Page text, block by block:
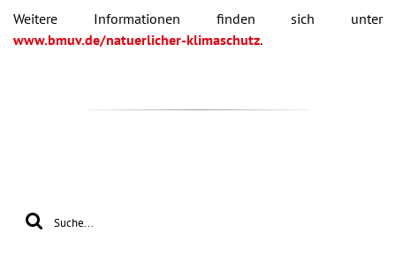
Weitere Informationen finden sich unter
www.bmuv.de/natuerlicher-klimaschutz.